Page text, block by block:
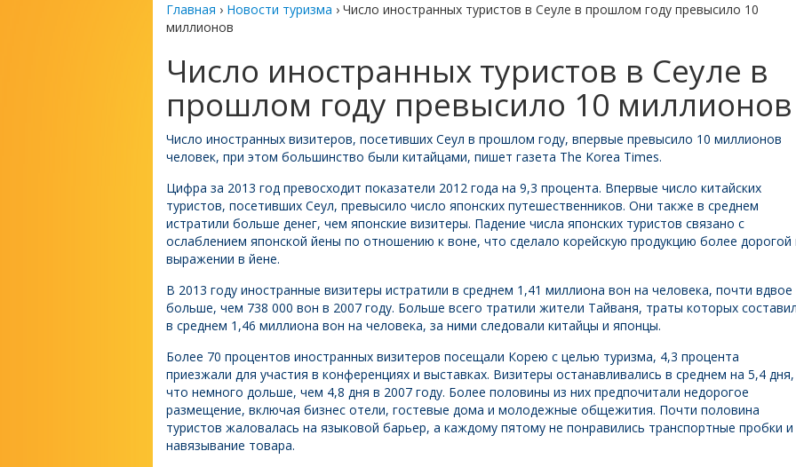
Главная › Новости туризма › Число иностранных туристов в Сеуле в прошлом году превысило 10
миллионов
Число иностранных туристов в Сеуле в
прошлом году превысило 10 миллионов
Число иностранных визитеров, посетивших Сеул в прошлом году, впервые превысило 10 миллионов
человек, при этом большинство были китайцами, пишет газета The Korea Times.
Цифра за 2013 год превосходит показатели 2012 года на 9,3 процента. Впервые число китайских
туристов, посетивших Сеул, превысило число японских путешественников. Они также в среднем
истратили больше денег, чем японские визитеры. Падение числа японских туристов связано с
ослаблением японской йены по отношению к воне, что сделало корейскую продукцию более дорогой
выражении в йене.
В 2013 году иностранные визитеры истратили в среднем 1,41 миллиона вон на человека, почти вдвое
больше, чем 738 000 вон в 2007 году. Больше всего тратили жители Тайваня, траты которых
в среднем 1,46 миллиона вон на человека, за ними следовали китайцы и японцы.
Более 70 процентов иностранных визитеров посещали Корею с целью туризма, 4,3 процента
приезжали для участия в конференциях и выставках. Визитеры останавливались в среднем на 5,4 дня,
что немного дольше, чем 4,8 дня в 2007 году. Более половины из них предпочитали недорогое
размещение, включая бизнес отели, гостевые дома и молодежные общежития. Почти половина
туристов жаловалась на языковой барьер, а каждому пятому не понравились транспортные пробки и
навязывание товара.